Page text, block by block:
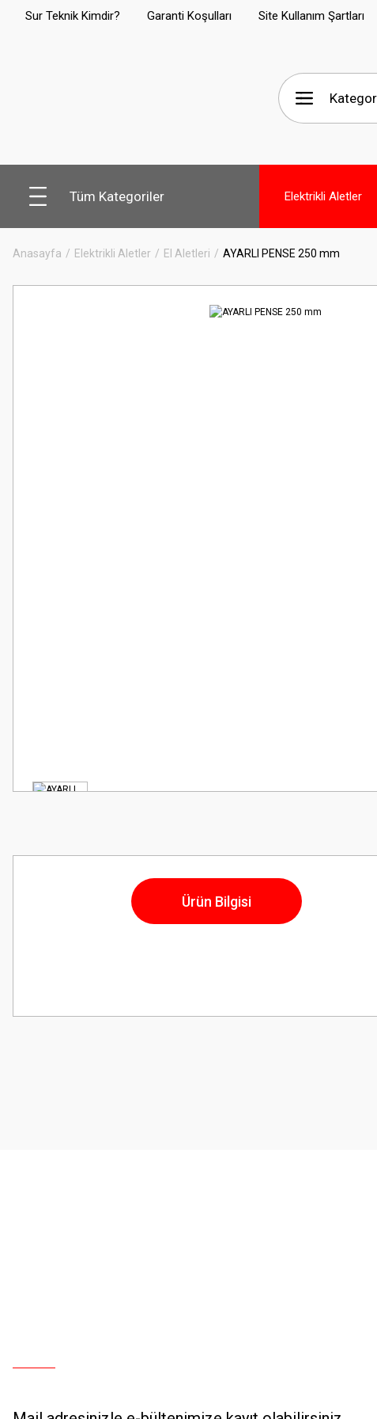
Sur Teknik Kimdir? Garanti Koşulları Site Kullanım Şartları
Tüm Kategoriler Elektrikli Aletler
Anasayfa Elektrikli Aletler El Aletleri AYARLI PENSE 250 mm
Ürün Bilgisi
Görüş ve önerileriniz için teşekkür ederiz.